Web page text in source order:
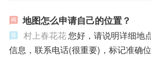
地图怎么申请自己的位置？
村上春花花您好，请说明详细地
信息，联系电话(很重要)，标记准确